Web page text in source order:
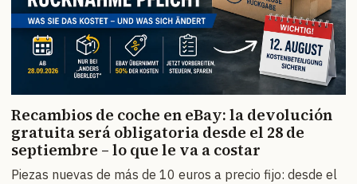
Recambios de coche en eBay: la devolución
gratuita será obligatoria desde el 28 de
septiembre – lo que le va a costar
Piezas nuevas de más de 10 euros a precio fijo: desde el